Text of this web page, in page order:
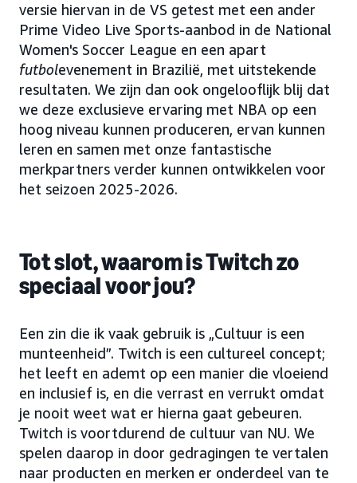
versie hiervan in de VS getest met een ander
Prime Video Live Sports-aanbod in de National
Women's Soccer League en een apart
futbolevenement in Brazilië, met uitstekende
resultaten. We zijn dan ook ongelooflijk blij dat
we deze exclusieve ervaring met NBA op een
hoog niveau kunnen produceren, ervan kunnen
leren en samen met onze fantastische
merkpartners verder kunnen ontwikkelen voor
het seizoen 2025-2026.
Tot slot, waarom is Twitch zo
speciaal voor jou?
Een zin die ik vaak gebruik is „Cultuur is een
munteenheid”. Twitch is een cultureel concept;
het leeft en ademt op een manier die vloeiend
en inclusief is, en die verrast en verrukt omdat
je nooit weet wat er hierna gaat gebeuren.
Twitch is voortdurend de cultuur van NU. We
spelen daarop in door gedragingen te vertalen
naar producten en merken er onderdeel van te